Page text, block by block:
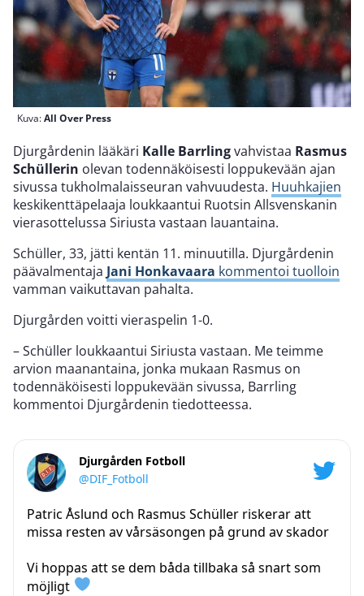
Kuva:All Over Press
Djurgårdenin lääkäri Kalle Barrlingvahvistaa Rasmus
Schüllerin olevan todennäköisesti loppukevään ajan
sivussa tukholmalaisseuran vahvuudesta. Huuhkajien
keskikenttäpelaaja loukkaantui Ruotsin Allsvenskanin
vierasottelussa Siriusta vastaan lauantaina.
Schüller, 33, jätti kentän 11. minuutilla. Djurgårdenin
päävalmentaja Jani Honkavaara kommentoi tuolloin
vamman vaikuttavan pahalta.
Djurgården voitti vieraspelin 1-0.
– Schüller loukkaantui Siriusta vastaan. Me teimme
arvion maanantaina, jonka mukaan Rasmus on
todennäköisesti loppukevään sivussa, Barrling
kommentoi Djurgårdenin tiedotteessa.
Djurgården Fotboll
@DIF_Fotboll
Patric Åslund och Rasmus Schüller riskerar att
missa resten av vårsäsongen på grund av skador
Vi hoppas att se dem båda tillbaka så snart som
möjligt